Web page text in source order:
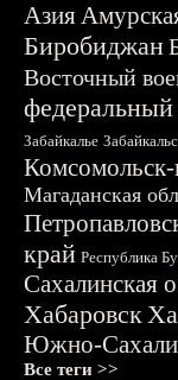
Азия
Биробиджан
Восточный
федеральный
Забайкалье
Магаданская
край Республика
Сахалинская
Хабаровск
Южно-
Все теги >>